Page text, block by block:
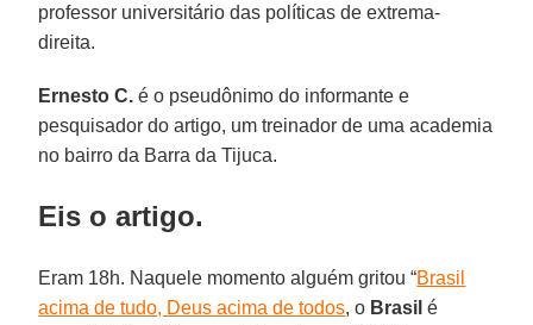
professor universitário das políticas de extrema-
direita.
Ernesto C. é o pseudônimo do informante e
pesquisador do artigo, um treinador de uma academia
no bairro da Barra da Tijuca.
Eis o artigo.
Eram 18h. Naquele momento alguém gritou “Brasil
acima de tudo, Deus acima de todos, o Brasil é